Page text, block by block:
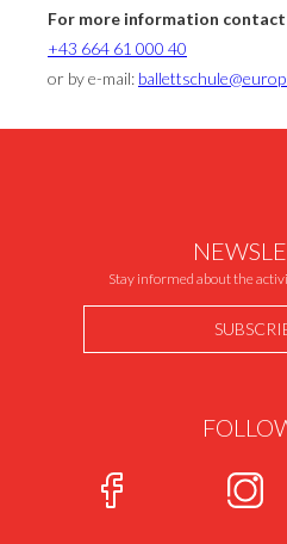
For more information contact
+43 664 61 000 40
or by e-mail:
Stay informed about the